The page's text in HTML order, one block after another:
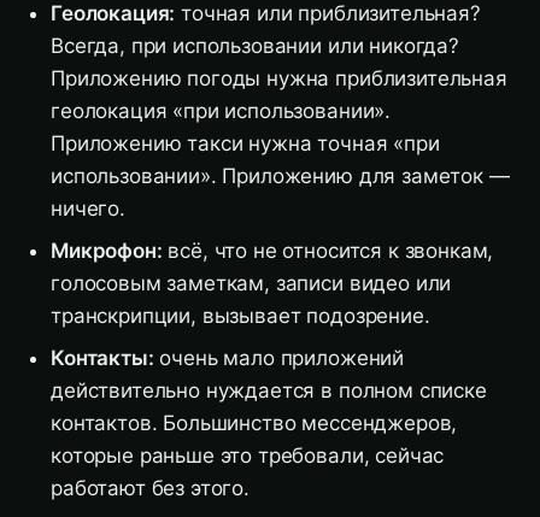
Геолокация: точная или приблизительная?
Всегда, при использовании или никогда?
Приложению погоды нужна приблизительная
геолокация «при использовании».
Приложению такси нужна точная «при
использовании». Приложению для заметок —
ничего.
Микрофон: всё, что не относится к звонкам,
голосовым заметкам, записи видео или
транскрипции, вызывает подозрение.
Контакты: очень мало приложений
действительно нуждается в полном списке
контактов. Большинство мессенджеров,
которые раньше это требовали, сейчас
работают без этого.